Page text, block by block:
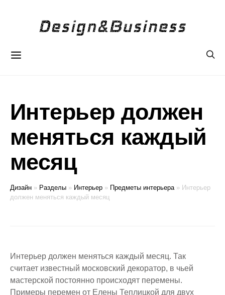
Интерьер должен
меняться каждый
месяц
Дизайн » Разделы » Интерьер » Предметы интерьера» Интерьер
должен меняться каждый месяц
Интерьер должен меняться каждый месяц. Так
считает известный московский декоратор, в чьей
мастерской постоянно происходят перемены.
Примеры перемен от Елены Теплицкой для двух